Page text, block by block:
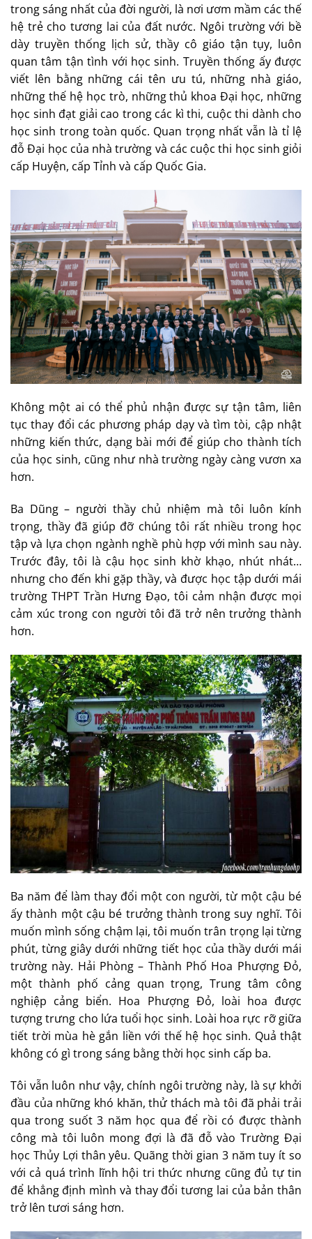
trong sáng nhất của đời người, là nơi ươm mầm các thế
hệ trẻ cho tương lai của đất nước. Ngôi trường với bề
dày truyền thống lịch sử, thầy cô giáo tận tụy, luôn
quan tâm tận tình với học sinh. Truyền thống ấy được
viết lên bằng những cái tên ưu tú, những nhà giáo,
những thế hệ học trò, những thủ khoa Đại học, những
học sinh đạt giải cao trong các kì thi, cuộc thi dành cho
học sinh trong toàn quốc. Quan trọng nhất vẫn là tỉ lệ
đỗ Đại học của nhà trường và các cuộc thi học sinh giỏi
cấp Huyện, cấp Tỉnh và cấp Quốc Gia.
Không một ai có thể phủ nhận được sự tận tâm, liên
tục thay đổi các phương pháp dạy và tìm tòi, cập nhật
những kiến thức, dạng bài mới để giúp cho thành tích
của học sinh, cũng như nhà trường ngày càng vươn xa
hơn.
Ba Dũng – người thầy chủ nhiệm mà tôi luôn kính
trọng, thầy đã giúp đỡ chúng tôi rất nhiều trong học
tập và lựa chọn ngành nghề phù hợp với mình sau này.
Trước đây, tôi là cậu học sinh khờ khạo, nhút nhát…
nhưng cho đến khi gặp thầy, và được học tập dưới mái
trường THPT Trần Hưng Đạo, tôi cảm nhận được mọi
cảm xúc trong con người tôi đã trở nên trưởng thành
hơn.
Ba năm để làm thay đổi một con người, từ một cậu bé
ấy thành một cậu bé trưởng thành trong suy nghĩ. Tôi
muốn mình sống chậm lại, tôi muốn trân trọng lại từng
phút, từng giây dưới những tiết học của thầy dưới mái
trường này. Hải Phòng – Thành Phố Hoa Phượng Đỏ,
một thành phố cảng quan trọng, Trung tâm công
nghiệp cảng biển. Hoa Phượng Đỏ, loài hoa được
tượng trưng cho lứa tuổi học sinh. Loài hoa rực rỡ giữa
tiết trời mùa hè gắn liền với thế hệ học sinh. Quả thật
không có gì trong sáng bằng thời học sinh cấp ba.
Tôi vẫn luôn như vậy, chính ngôi trường này, là sự khởi
đầu của những khó khăn, thử thách mà tôi đã phải trải
qua trong suốt 3 năm học qua để rồi có được thành
công mà tôi luôn mong đợi là đã đỗ vào Trường Đại
học Thủy Lợi thân yêu. Quãng thời gian 3 năm tuy ít so
với cả quá trình lĩnh hội tri thức nhưng cũng đủ tự tin
để khẳng định mình và thay đổi tương lai của bản thân
trở lên tươi sáng hơn.